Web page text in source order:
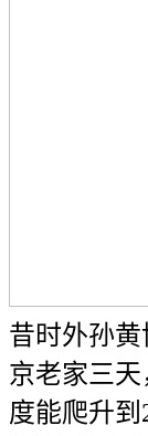
昔时外孙
京老家三
度能爬升